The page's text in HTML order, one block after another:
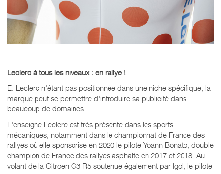
Leclerc à tous les niveaux : en rallye !
E. Leclerc n'étant pas positionnée dans une niche spécifique, la
marque peut se permettre d'introduire sa publicité dans
beaucoup de domaines.
L'enseigne Leclerc est très présente dans les sports
mécaniques, notamment dans le championnat de France des
rallyes où elle sponsorise en 2020 le pilote Yoann Bonato, double
champion de France des rallyes asphalte en 2017 et 2018. Au
volant de la Citroën C3 R5 soutenue également par Igol, le pilote